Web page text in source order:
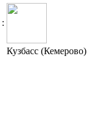
:
Кузбасс (Кемерово)